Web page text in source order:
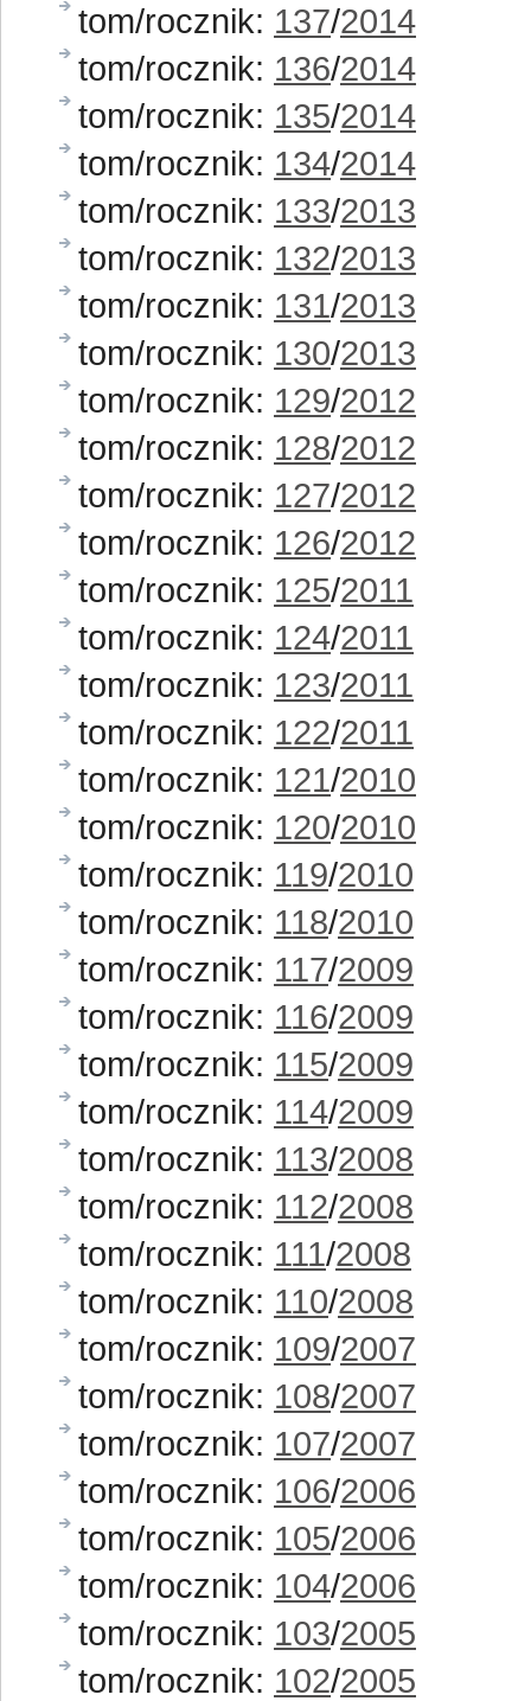
tom/rocznik: 137/2014
tom/rocznik: 136/2014
tom/rocznik: 135/2014
tom/rocznik: 134/2014
tom/rocznik: 133/2013
tom/rocznik: 132/2013
tom/rocznik: 131/2013
tom/rocznik: 130/2013
tom/rocznik: 129/2012
tom/rocznik: 128/2012
tom/rocznik: 127/2012
tom/rocznik: 126/2012
tom/rocznik: 125/2011
tom/rocznik: 124/2011
tom/rocznik: 123/2011
tom/rocznik: 122/2011
tom/rocznik: 121/2010
tom/rocznik: 120/2010
tom/rocznik: 119/2010
tom/rocznik: 118/2010
tom/rocznik: 117/2009
tom/rocznik: 116/2009
tom/rocznik: 115/2009
tom/rocznik: 114/2009
tom/rocznik: 113/2008
tom/rocznik: 112/2008
tom/rocznik: 111/2008
tom/rocznik: 110/2008
tom/rocznik: 109/2007
tom/rocznik: 108/2007
tom/rocznik: 107/2007
tom/rocznik: 106/2006
tom/rocznik: 105/2006
tom/rocznik: 104/2006
tom/rocznik: 103/2005
tom/rocznik: 102/2005